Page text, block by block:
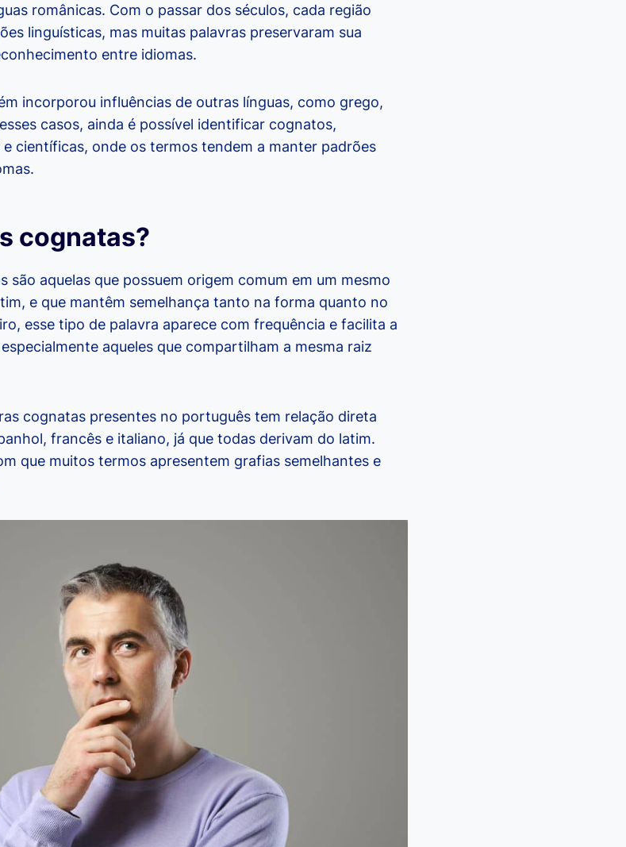
românicas. Com o passar dos séculos, cada região
linguísticas, mas muitas palavras preservaram sua
entre idiomas.
incorporou influências de outras línguas, como grego,
casos, ainda é possível identificar cognatos,
científicas, onde os termos tendem a manter padrões
cognatas?
são aquelas que possuem origem comum em um mesmo
e que mantêm semelhança tanto na forma quanto no
esse tipo de palavra aparece com frequência e facilita a
aqueles que compartilham a mesma raiz
cognatas presentes no português tem relação direta
francês e italiano, já que todas derivam do latim.
que muitos termos apresentem grafias semelhantes e